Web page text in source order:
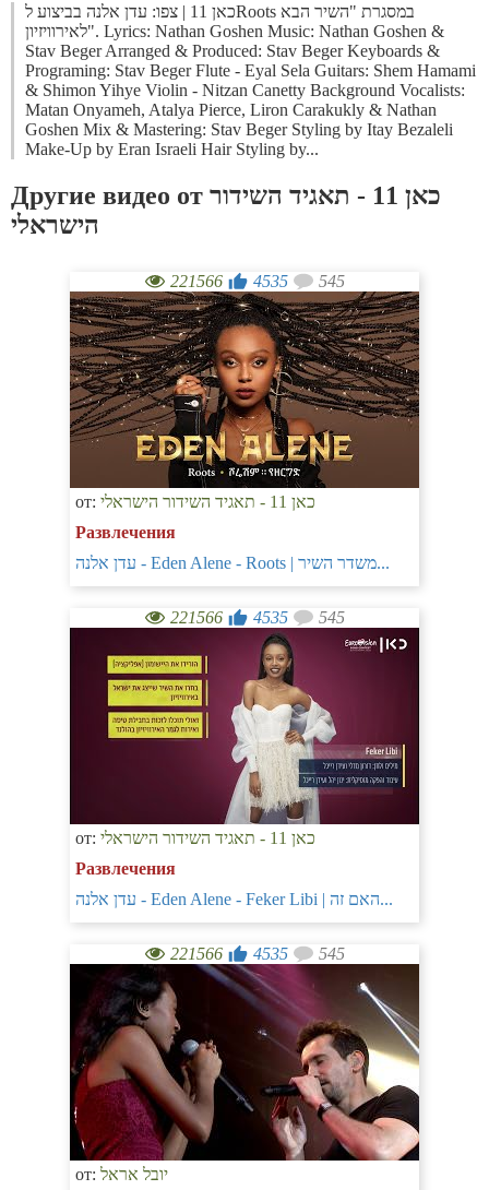
כאן 11 | צפו: עדן אלנה בביצוע לRoots במסגרת "השיר הבא
לאירוויזיון". Lyrics: Nathan Goshen Music: Nathan Goshen &
Stav Beger Arranged & Produced: Stav Beger Keyboards &
Programing: Stav Beger Flute - Eyal Sela Guitars: Shem Hamami
& Shimon Yihye Violin - Nitzan Canetty Background Vocalists:
Matan Onyameh, Atalya Pierce, Liron Carakukly & Nathan
Goshen Mix & Mastering: Stav Beger Styling by Itay Bezaleli
Make-Up by Eran Israeli Hair Styling by...
Другие видео от כאן 11 - תאגיד השידור
הישראלי
221566 4535 545
от:
כאן 11 - תאגיד השידור הישראלי
Развлечения
עדן אלנה - Eden Alene - Roots | משדר השיר...
221566 4535 545
от:
כאן 11 - תאגיד השידור הישראלי
Развлечения
עדן אלנה - Eden Alene - Feker Libi | האם זה...
221566 4535 545
от: יובל אראל